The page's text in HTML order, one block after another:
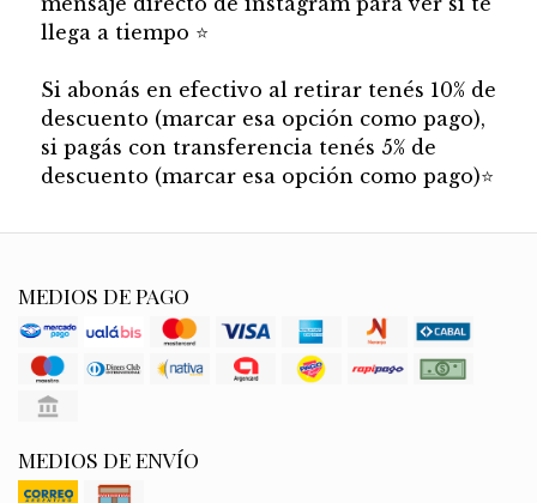
llega a tiempo ⭐
Si abonás en efectivo al retirar tenés 10% de
descuento (marcar esa opción como pago),
si pagás con transferencia tenés 5% de
descuento (marcar esa opción como pago)⭐
MEDIOS DE PAGO
MEDIOS DE ENVÍO